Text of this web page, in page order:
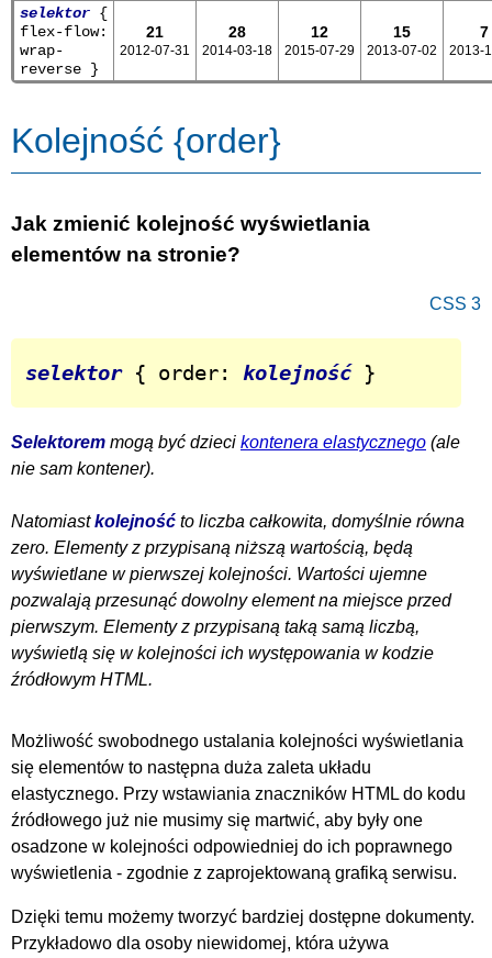
selektor {
flex-flow:
wrap-
reverse }
21
2012-07-31
28
2014-03-18
12
2015-07-29
15
2013-07-02
7
2013-
Kolejność {order}
Jak zmienić kolejność wyświetlania
elementów na stronie?
CSS 3
selektor { order: kolejność }
Selektorem mogą być dzieci kontenera elastycznego (ale
nie sam kontener).
Natomiastkolejność to liczba całkowita, domyślnie równa
zero. Elementy z przypisaną niższą wartością, będą
wyświetlane w pierwszej kolejności. Wartości ujemne
pozwalają przesunąć dowolny element na miejsce przed
pierwszym. Elementy z przypisaną taką samą liczbą,
wyświetlą się w kolejności ich występowania w kodzie
źródłowym HTML.
Możliwość swobodnego ustalania kolejności wyświetlania
się elementów to następna duża zaleta układu
elastycznego. Przy wstawiania znaczników HTML do kodu
źródłowego już nie musimy się martwić, aby były one
osadzone w kolejności odpowiedniej do ich poprawnego
wyświetlenia - zgodnie z zaprojektowaną grafiką serwisu.
Dzięki temu możemy tworzyć bardziej dostępne dokumenty.
Przykładowo dla osoby niewidomej, która używa